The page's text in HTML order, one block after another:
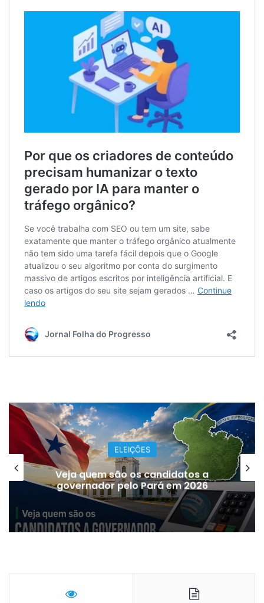
ELEIÇÕES
Veja quem são os candidatos a
governador pelo Pará em 2026